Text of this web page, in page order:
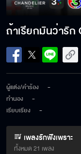
ผู้แต่ง/คำร้อง
-
ทำนอง
-
เรียบเรียง
-
เพลงรักฟังเพราะ
ทั้งหมด 21 เพลง
ปรารถนาข
หมดหัวใจ
คนที่รักจริง
เกิดมาเพื่อ
รักไหมไม่รู้